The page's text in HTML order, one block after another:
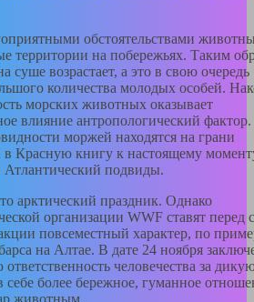
обстоятельствами
территории на побережьях. Таким
суше возрастает, а это в свою очередь
количества молодых особей.
морских животных оказывает
влияние антропологический
моржей находятся на грани
Красную книгу к настоящему
Атлантический подвиды.
арктический праздник. Однако
организации WWF ставят перед
повсеместный характер, по
на Алтае. В дате 24 ноября
человечества за
себе более бережное, гуманное
животным.